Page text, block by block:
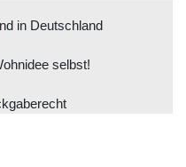
in Deutschland
selbst!